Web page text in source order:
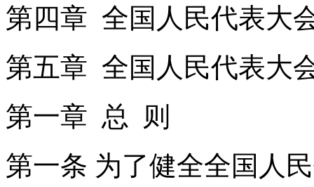
第四章 全国人民代表
第五章 全国人民代表
第一章 总 则
第一条 为了健全全国人